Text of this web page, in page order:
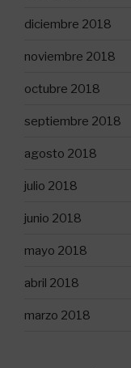
diciembre 2018
noviembre 2018
octubre 2018
septiembre 2018
agosto 2018
julio 2018
junio 2018
mayo 2018
abril 2018
marzo 2018